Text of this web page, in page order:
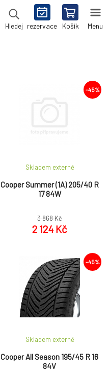
Hledej rezervace Košík Menu
-45%
Cooper Summer (1A) 205/40 R
17 84W
Skladem externě
3 868 Kč
2 124 Kč
-45%
Cooper All Season 195/45 R 16
84V
Skladem externě